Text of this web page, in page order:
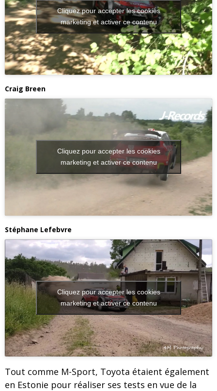
Cliquez pour accepter les cookies
marketing et activer ce contenu
Craig Breen
Cliquez pour accepter les cookies
marketing et activer ce contenu
Stéphane Lefebvre
Cliquez pour accepter les cookies
marketing et activer ce contenu
Tout comme M-Sport, Toyota étaient également
en Estonie pour réaliser ses tests en vue de la